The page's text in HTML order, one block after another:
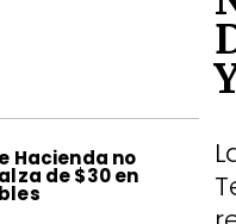
Hacienda no
de $30 en